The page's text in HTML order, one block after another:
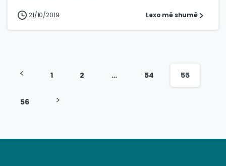
21/10/2019 Lexo më shumë
1 2 … 54 55
56